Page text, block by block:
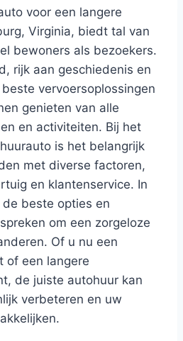
voor een langere
Virginia, biedt tal van
bewoners als bezoekers.
rijk aan geschiedenis en
vervoersoplossingen
genieten van alle
en activiteiten. Bij het
is het belangrijk
met diverse factoren,
en klantenservice. In
beste opties en
om een zorgeloze
Of u nu een
of een langere
de juiste autohuur kan
verbeteren en uw